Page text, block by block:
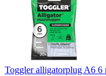
Toggler alligatorplug A6 6